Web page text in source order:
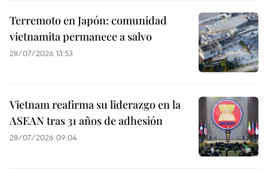
Terremoto en Japón: comunidad
vietnamita permanece a salvo
28/07/2026 13:53
Vietnam reafirma su liderazgo en la
ASEAN tras 31 años de adhesión
28/07/2026 09:04